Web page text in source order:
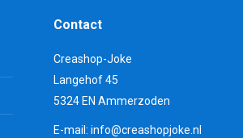
Contact
Creashop-Joke
Langehof 45
5324 EN Ammerzoden
E-mail: info@creashopjoke.nl